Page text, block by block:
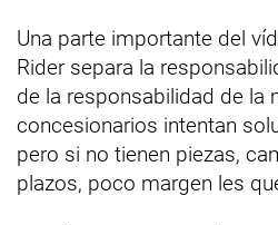
Una parte importante del
Rider separa la
de la responsabilidad de la
concesionarios intentan
pero si no tienen piezas,
plazos, poco margen les